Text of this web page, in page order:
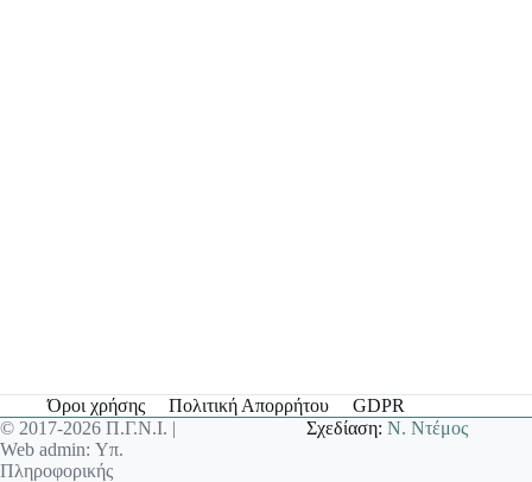
Όροι χρήσης Πολιτική Απορρήτου
GDPR
© 2017-2026 Π.Γ.Ν.Ι. |
Web admin: Υπ.
Πληροφορικής
Σχεδίαση:Ν. Ντέμος